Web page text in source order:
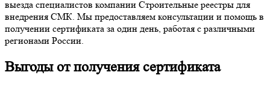
выезда специалистов компании Строительные реестры для
внедрения СМК. Мы предоставляем консультации и помощь в
получении сертификата за один день, работая с различными
регионами России.
Выгоды от получения сертификата